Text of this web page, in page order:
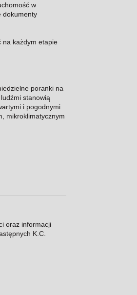
w
dokumenty
na każdym etapie
poranki na
stanowią
i pogodnymi
mikroklimatycznym
oraz informacji
K.C.